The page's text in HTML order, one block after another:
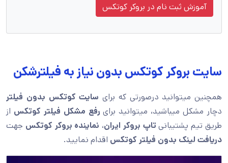
آموزش ثبت نام در بروکر کوتکس
سایت بروکر کوتکس بدون نیاز به فیلترشکن
همچنین میتوانید درصورتی که برای سایت کوتکس بدون فیلتر
دچار مشکل میباشید، میتوانید برای رفع مشکل فیلتر کوتکس از
طریق تیم پشتیبانی تاپ بروکر ایران، نماینده بروکر کوتکس جهت
دریافت لینک بدون فیلتر کوتکس اقدام نمایید.